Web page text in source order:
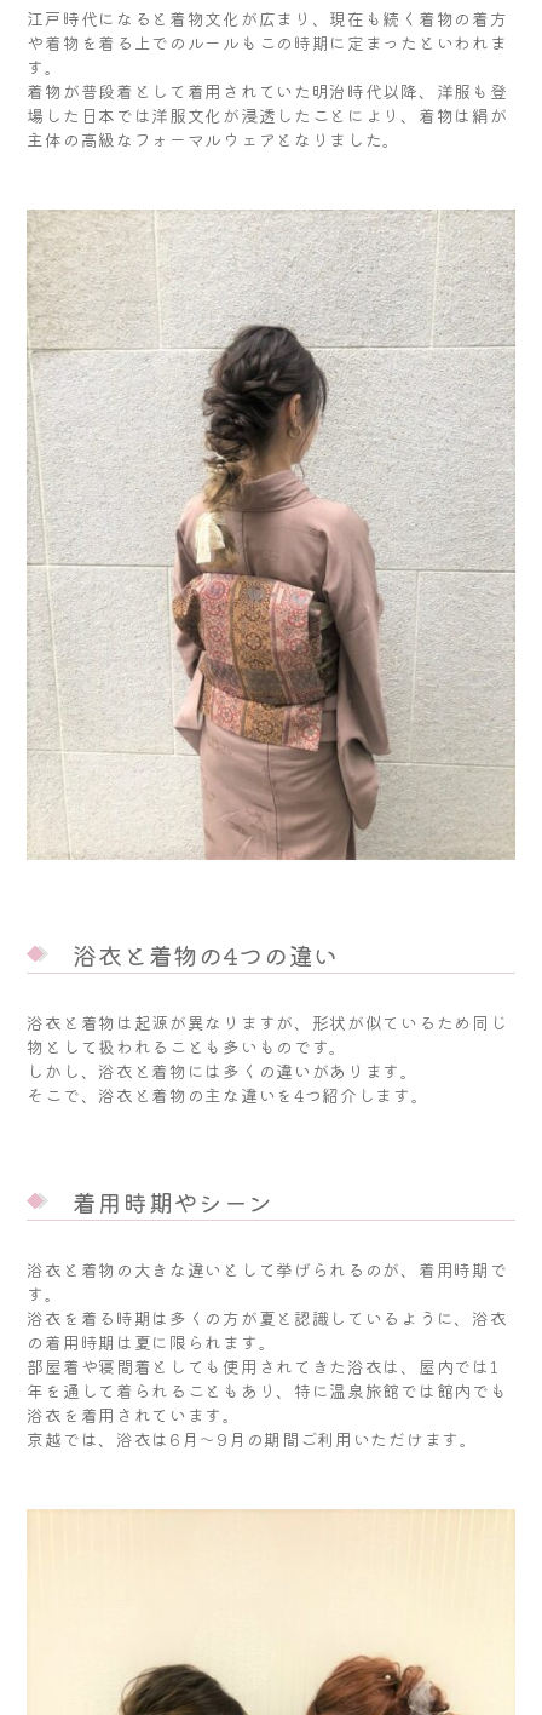
江戸時代になると着物文化が広まり、現在も続く着物の着方
や着物を着る上でのルールもこの時期に定まったといわれま
す。
着物が普段着として着用されていた明治時代以降、洋服も登
場した日本では洋服文化が浸透したことにより、着物は絹が
主体の高級なフォーマルウェアとなりました。
浴衣と着物の4つの違い
浴衣と着物は起源が異なりますが、形状が似ているため同じ
物として扱われることも多いものです。
しかし、浴衣と着物には多くの違いがあります。
そこで、浴衣と着物の主な違いを4つ紹介します。
着用時期やシーン
浴衣と着物の大きな違いとして挙げられるのが、着用時期で
す。
浴衣を着る時期は多くの方が夏と認識しているように、浴衣
の着用時期は夏に限られます。
部屋着や寝間着としても使用されてきた浴衣は、屋内では1
年を通して着られることもあり、特に温泉旅館では館内でも
浴衣を着用されています。
京越では、浴衣は6月～9月の期間ご利用いただけます。